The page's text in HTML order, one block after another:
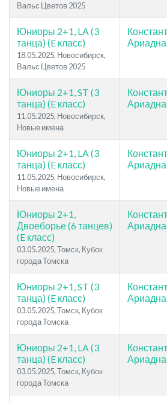
Вальс Цветов 2025
Юниоры 2+1, LA (3
танца) (E класс)
18.05.2025, Новосибирск,
Вальс Цветов 2025
Ариадна
Юниоры 2+1, ST (3
танца) (E класс)
11.05.2025, Новосибирск,
Новые имена
Ариадна
Юниоры 2+1, LA (3
танца) (E класс)
11.05.2025, Новосибирск,
Новые имена
Ариадна
Юниоры 2+1,
Двоеборье (6 танцев)
(E класс)
03.05.2025, Томск, Кубок
города Томска
Ариадна
Юниоры 2+1, ST (3
танца) (E класс)
03.05.2025, Томск, Кубок
города Томска
Ариадна
Юниоры 2+1, LA (3
танца) (E класс)
03.05.2025, Томск, Кубок
города Томска
Ариадна